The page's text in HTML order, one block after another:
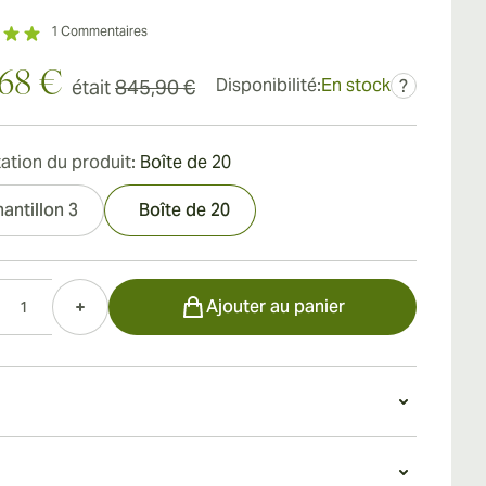
1 Commentaires
€ était845,90 € Disponibilité:En stock ?
du produit: Boîte de 20
3 Boîte de 20
Ajouter au panier
y Julieta Linea de Oro Nobles est un cigare